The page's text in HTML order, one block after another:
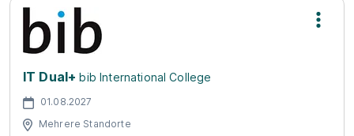
IT Dual+ bib International College
01.08.2027
Mehrere Standorte